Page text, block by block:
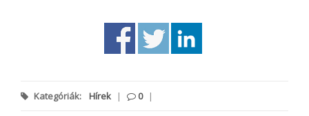
Kategóriák: Hírek | 0 |